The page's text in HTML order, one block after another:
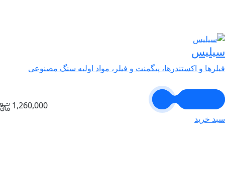
سیلیس
فیلرها و اکستندرها، پیگمنت و فیلر، مواد اولیه سنگ مصنوعی
سبد خرید
1,260,000